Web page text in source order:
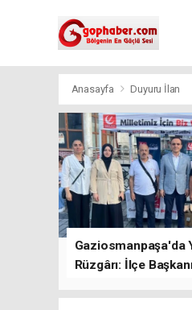
Anasayfa Duyuru İlan
Gaziosmanpaşa'da
Rüzgârı: İlçe